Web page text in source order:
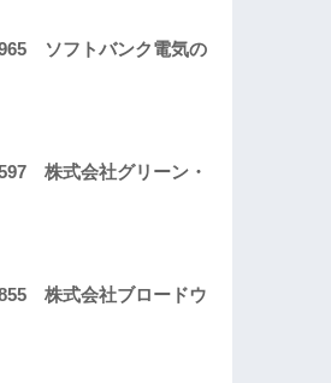
ソフトバンク電気の
株式会社グリーン・
株式会社ブロードウ